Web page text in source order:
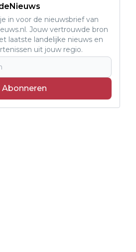
in voor de nieuwsbrief van
Jouw vertrouwde bron
laatste landelijke nieuws en
uit jouw regio.
Abonneren